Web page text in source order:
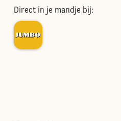
Direct in je mandje bij: